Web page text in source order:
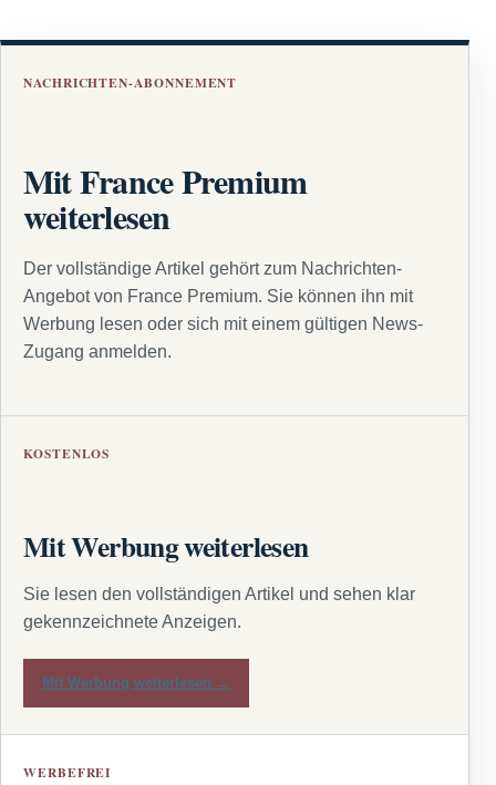
NACHRICHTEN-ABONNEMENT
Mit France Premium
weiterlesen
Der vollständige Artikel gehört zum Nachrichten-
Angebot von France Premium. Sie können ihn mit
Werbung lesen oder sich mit einem gültigen News-
Zugang anmelden.
KOSTENLOS
Mit Werbung weiterlesen
Sie lesen den vollständigen Artikel und sehen klar
gekennzeichnete Anzeigen.
Mit Werbung weiterlesen →
WERBEFREI